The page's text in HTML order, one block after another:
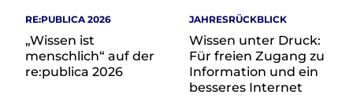
RE:PUBLICA 2026
„Wissen ist
menschlich“ auf der
re:publica 2026
JAHRESRÜCKBLICK
Wissen unter Druck:
Für freien Zugang zu
Information und ein
besseres Internet